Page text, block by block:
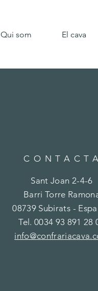
Qui som El cava
Sant Joan 2-4-6
Barri Torre
08739 Subirats -
Tel. 0034 93 891 28